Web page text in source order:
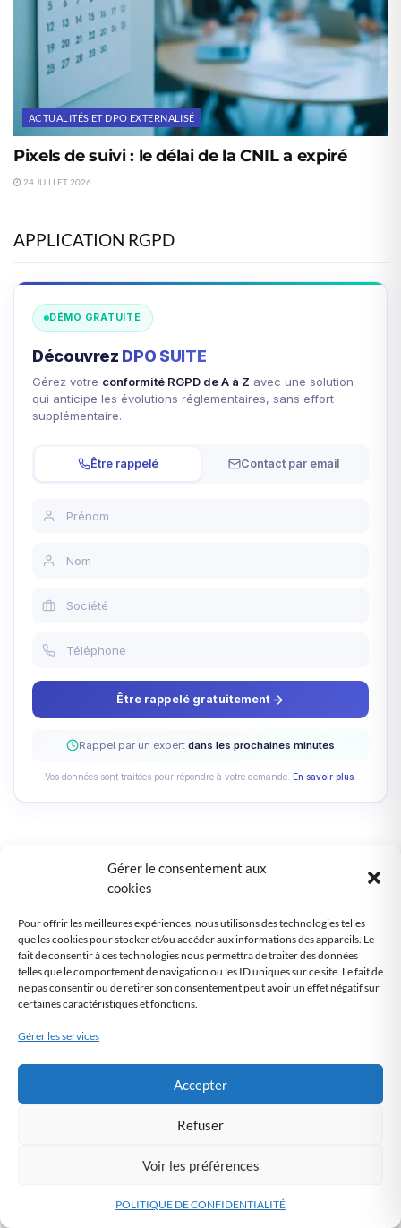
Gérer le consentement aux
cookies
Pour offrir les meilleures expériences, nous utilisons des technologies telles
que les cookies pour stocker et/ou accéder aux informations des appareils. Le
fait de consentir à ces technologies nous permettra de traiter des données
telles que le comportement de navigation ou les ID uniques sur ce site. Le fait de
ne pas consentir ou de retirer son consentement peut avoir un effet négatif sur
certaines caractéristiques et fonctions.
Gérer les services
Accepter
Refuser
Voir les préférences
POLITIQUE DE CONFIDENTIALITÉ
ACTUALITÉS ET DPO EXTERNALISÉ
Pixels de suivi : le délai de la CNIL a expiré
24 JUILLET 2026
APPLICATION RGPD
DÉMO GRATUITE
Découvrez DPO SUITE
Gérez votre conformité RGPD de A à Z avec une solution
qui anticipe les évolutions réglementaires, sans effort
supplémentaire.
Être rappelé Contact par email
Être rappelé gratuitement
Rappel par un expert dans les prochaines minutes
Vos données sont traitées pour répondre à votre demande. En savoir plus
et l’alignement au RGPD pour son IA
conversationnelle, ChatGPT
7 MARS 2026
Violations de données majeures : comment
les entreprises ont mis en danger les
et les risques associés pour la sécurité et la
vie privée
Durées de conservation des dossiers du